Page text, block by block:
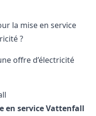
la mise en service
?
offre d’électricité
en service Vattenfall